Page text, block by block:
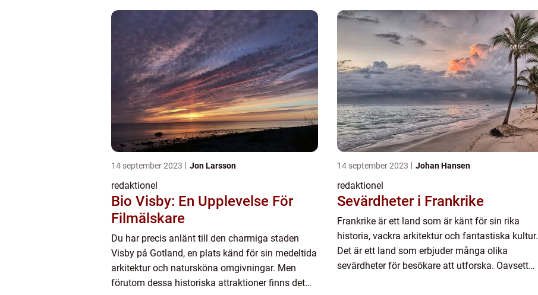
14 september 2023 Jon Larsson
redaktionel
Bio Visby: En Upplevelse För
Filmälskare
Du har precis anlänt till den charmiga staden
Visby på Gotland, en plats känd för sin medeltida
arkitektur och natursköna omgivningar. Men
förutom dessa historiska attraktioner finns det
14 september 2023 Johan Hansen
redaktionel
Sevärdheter i Frankrike
Frankrike är ett land som är känt för sin rika
historia, vackra arkitektur och fantastiska kultur.
Det är ett land som erbjuder många olika
sevärdheter för besökare att utforska. Oavsett